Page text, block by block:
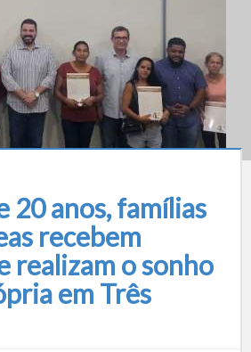
20 anos, famílias
recebem
realizam o sonho
em Três